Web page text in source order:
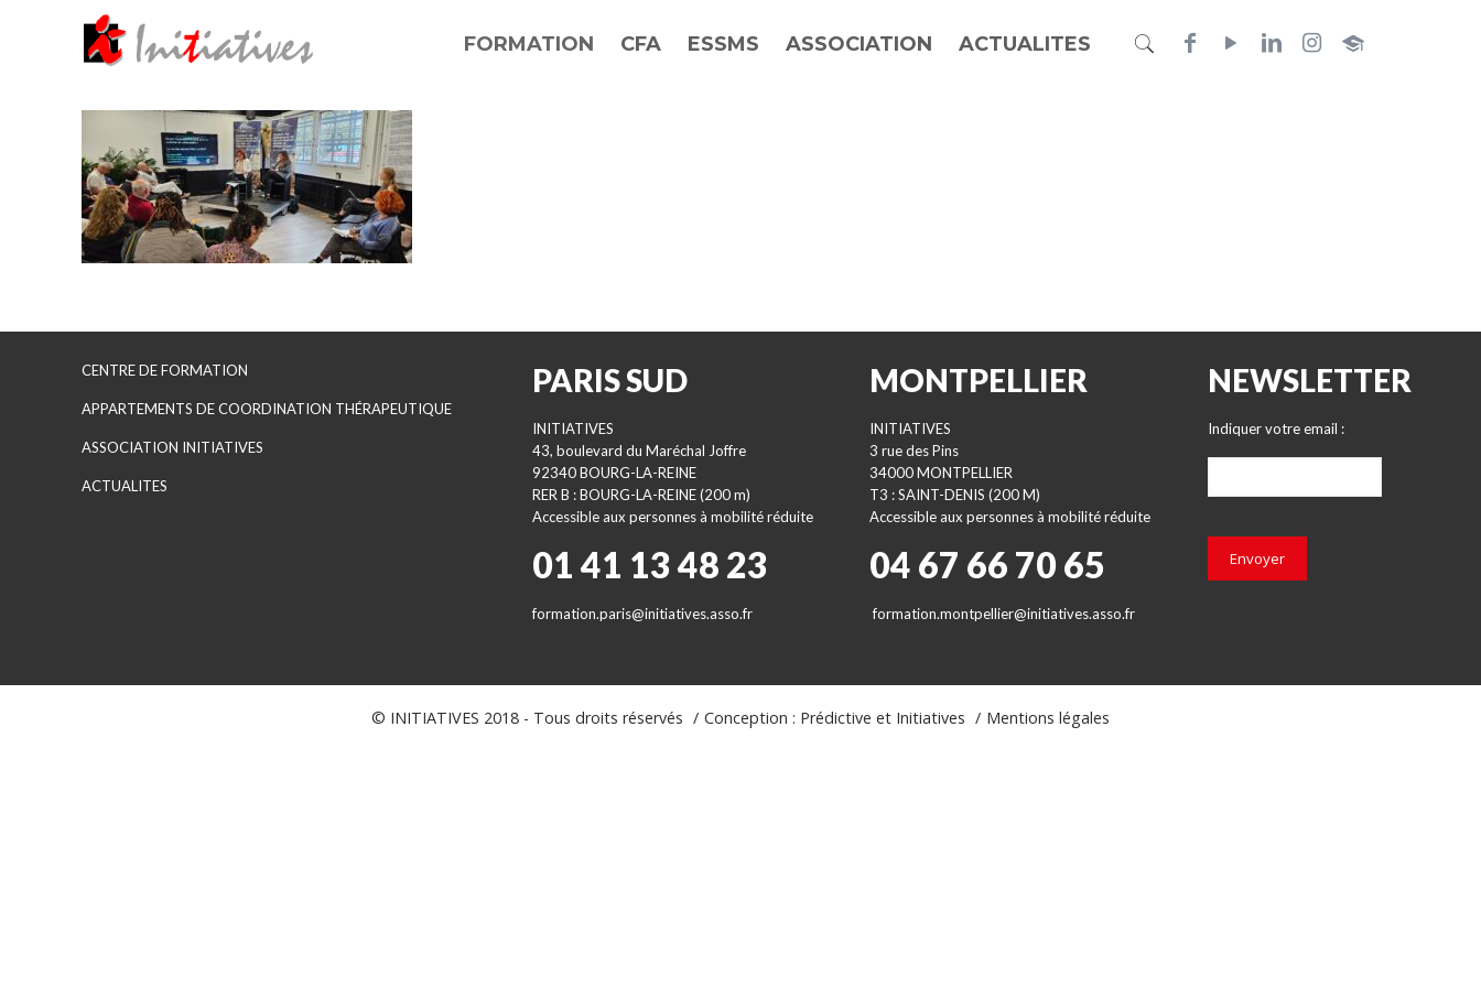
FORMATION CFA ESSMS ASSOCIATION ACTUALITES
CENTRE DE FORMATION
APPARTEMENTS DE COORDINATION THÉRAPEUTIQUE
ASSOCIATION INITIATIVES
ACTUALITES
PARIS SUD
INITIATIVES
43, boulevard du Maréchal Joffre
92340 BOURG-LA-REINE
RER B : BOURG-LA-REINE (200 m)
Accessible aux personnes à mobilité réduite
01 41 13 48 23
formation.paris@initiatives.asso.fr
MONTPELLIER
INITIATIVES
3 rue des Pins
34000 MONTPELLIER
T3 : SAINT-DENIS (200 M)
Accessible aux personnes à mobilité réduite
04 67 66 70 65
formation.montpellier@initiatives.asso.fr
NEWSLETTER
Indiquer votre email :
Envoyer
© INITIATIVES 2018 - Tous droits réservés Conception : Prédictive et Initiatives Mentions légales